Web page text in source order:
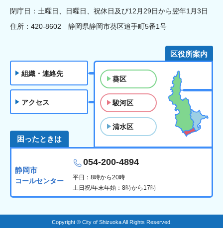
閉庁日：土曜日、日曜日、祝休日及び12月29日から翌年1月3日
住所：420-8602 静岡県静岡市葵区追手町5番1号
組織・連絡先
アクセス
区役所案内
葵区
駿河区
清水区
困ったときは
静岡市
コールセンター
054-200-4894
平日：8時から20時
土日祝/年末年始：8時から17時
Copyright © City of Shizuoka All Rights Reserved.